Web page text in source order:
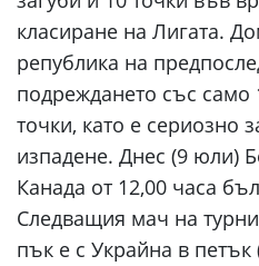
класиране на Лигата.
република на
подреждането със само
точки, като е сериозно
изпадене. Днес (9 юли)
Канада от 12,00 часа
Следващия мач на
пък е с Украйна в